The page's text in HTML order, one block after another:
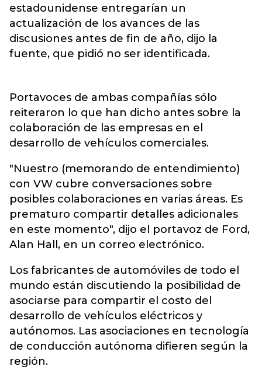
estadounidense entregarían un
actualización de los avances de las
discusiones antes de fin de año, dijo la
fuente, que pidió no ser identificada.
Portavoces de ambas compañías sólo
reiteraron lo que han dicho antes sobre la
colaboración de las empresas en el
desarrollo de vehículos comerciales.
"Nuestro (memorando de entendimiento)
con VW cubre conversaciones sobre
posibles colaboraciones en varias áreas. Es
prematuro compartir detalles adicionales
en este momento", dijo el portavoz de Ford,
Alan Hall, en un correo electrónico.
Los fabricantes de automóviles de todo el
mundo están discutiendo la posibilidad de
asociarse para compartir el costo del
desarrollo de vehículos eléctricos y
autónomos. Las asociaciones en tecnología
de conducción autónoma difieren según la
región.